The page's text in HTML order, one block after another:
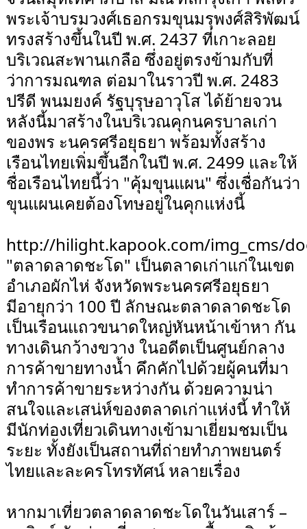
พระเจ้าบรมวงศ์เธอกรมขุนมรุพงศ์สิริพัฒน์
ทรงสร้างขึ้นในปี พ.ศ. 2437 ที่เกาะลอย
บริเวณสะพานเกลือ ซึ่งอยู่ตรงข้ามกับที่
ว่าการมณฑล ต่อมาในราวปี พ.ศ. 2483
ปรีดี พนมยงค์ รัฐบุรุษอาวุโส ได้ย้ายจวน
หลังนี้มาสร้างในบริเวณคุกนครบาลเก่า
ของพร ะนครศรีอยุธยา พร้อมทั้งสร้าง
เรือนไทยเพิ่มขึ้นอีกในปี พ.ศ. 2499 และให้
ชื่อเรือนไทยนี้ว่า "คุ้มขุนแผน" ซึ่งเชื่อกันว่า
ขุนแผนเคยต้องโทษอยู่ในคุกแห่งนี้
http://hilight.kapook.com/img_cms/
"ตลาดลาดชะโด" เป็นตลาดเก่าแก่ในเขต
อำเภอผักไห่ จังหวัดพระนครศรีอยุธยา
มีอายุกว่า 100 ปี ลักษณะตลาดลาดชะโด
เป็นเรือนแถวขนาดใหญ่หันหน้าเข้าหา กัน
ทางเดินกว้างขวาง ในอดีตเป็นศูนย์กลาง
การค้าขายทางน้ำ คึกคักไปด้วยผู้คนที่มา
ทำการค้าขายระหว่างกัน ด้วยความน่า
สนใจและเสน่ห์ของตลาดเก่าแห่งนี้ ทำให้
มีนักท่องเที่ยวเดินทางเข้ามาเยี่ยมชมเป็น
ระยะ ทั้งยังเป็นสถานที่ถ่ายทำภาพยนตร์
ไทยและละครโทรทัศน์ หลายเรื่อง
หากมาเที่ยวตลาดลาดชะโดในวันเสาร์ –